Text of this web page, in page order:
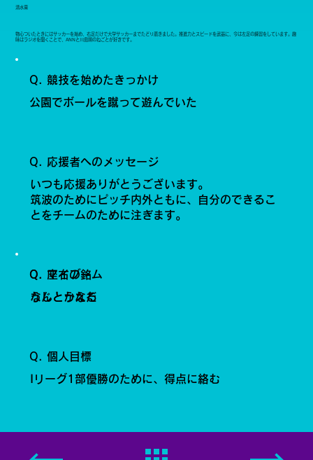
清水東
Q. 競技を始めたきっかけ
公園でボールを蹴って遊んでいた
なんとかなる
Q. 座右の銘
うじとうえだ
Q. マイブーム
Iリーグ1部優勝のために、得点に絡む
Q. 個人目標
Q. 応援者へのメッセージ
いつも応援ありがとうございます。
筑波のためにピッチ内外ともに、自分のできるこ
とをチームのために注ぎます。
物心ついたときにはサッカーを始め、右足だけで大学サッカーまでたどり着きました。推進力とスピードを武器に、今は左足の練習をしています。趣
味はラジオを聞くことで、ANNと川島明のねごとが好きです。